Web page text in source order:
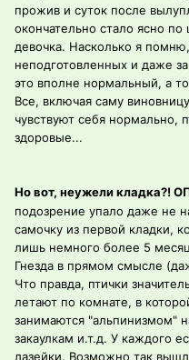
прожив и суток после
окончательно стало ясно
девочка. Насколько я
неподготовленных и даже
это вполне нормальный, а
Все, включая саму
чувствуют себя нормально,
здоровые...
Но вот, неужели кладка?!
подозрение упало даже не
самочку из первой кладки,
лишь немного более 5
Гнезда в прямом смысле
Что правда, птички
летают по комнате, в
занимаются "альпинизмом"
закаулкам и.т.д. У каждого
лазейки. Возможно так